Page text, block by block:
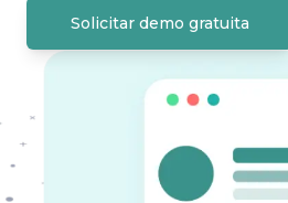
Solicitar demo gratuita